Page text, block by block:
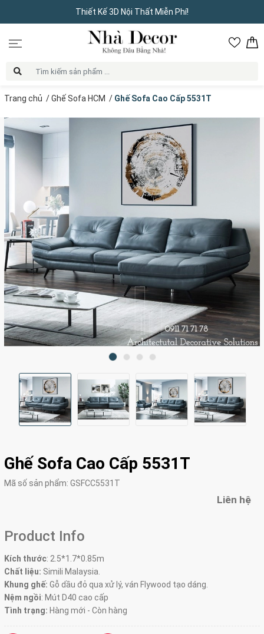
Thiết Kế 3D Nội Thất Miễn Phí!
Trang chủ /Ghế Sofa HCM / Ghế Sofa Cao Cấp 5531T
Ghế Sofa Cao Cấp 5531T
Mã số sản phẩm: GSFCC5531T
Liên hệ
Product Info
Kích thước: 2.5*1.7*0.85m
Chất liệu: Simili Malaysia.
Khung ghế: Gỗ dầu đỏ qua xử lý, ván Flywood tạo dáng.
Nệm ngồi: Mút D40 cao cấp
Tình trạng: Hàng mới - Còn hàng